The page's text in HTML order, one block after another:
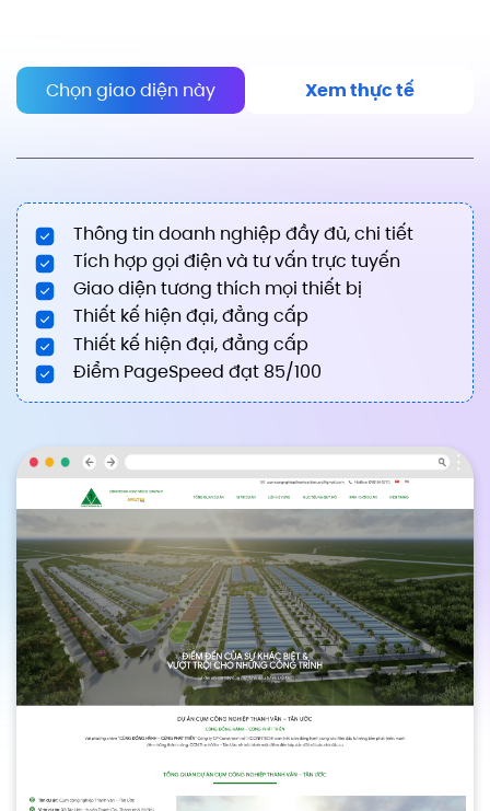
Chọn giao diện này Xem thực tế
Thông tin doanh nghiệp đầy đủ, chi tiết
Tích hợp gọi điện và tư vấn trực tuyến
Giao diện tương thích mọi thiết bị
Thiết kế hiện đại, đẳng cấp
Thiết kế hiện đại, đẳng cấp
Điểm PageSpeed đạt 85/100